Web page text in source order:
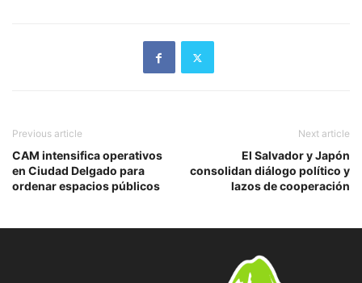
Previous article
CAM intensifica operativos
en Ciudad Delgado para
ordenar espacios públicos
Next article
El Salvador y Japón
consolidan diálogo político y
lazos de cooperación